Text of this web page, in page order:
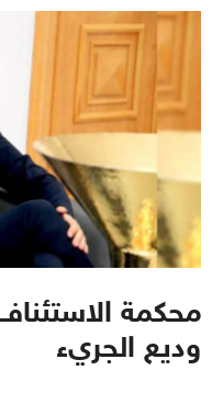
محكمة
وديع الجريء